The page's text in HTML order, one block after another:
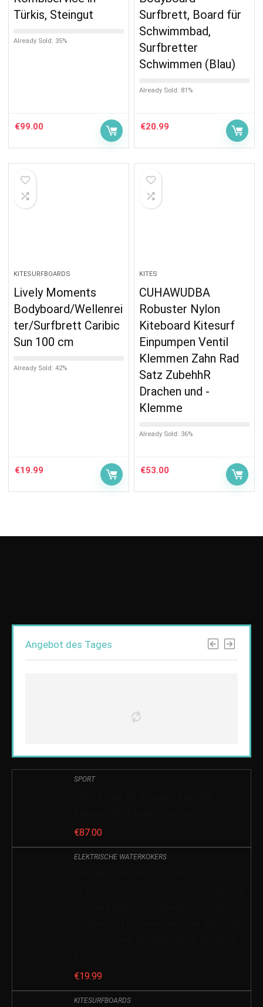
Türkis, Steingut
Already Sold: 35%
€99.00
Surfbrett, Board für
Schwimmbad,
Surfbretter
Schwimmen (Blau)
Already Sold: 81%
€20.99
KITESURFBOARDS
Lively Moments
Bodyboard/Wellenrei
ter/Surfbrett Caribic
Sun 100 cm
Already Sold: 42%
€19.99
KITES
CUHAWUDBA
Robuster Nylon
Kiteboard Kitesurf
Einpumpen Ventil
Klemmen Zahn Rad
Satz ZubehhR
Drachen und -
Klemme
Already Sold: 36%
€53.00
Angebot des Tages
SPORT
€87.00
ELEKTRISCHE WATERKOKERS
€19.99
KITESURFBOARDS